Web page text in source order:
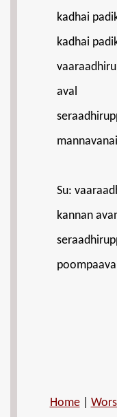
kadhai
kadhai
aval
Su:
kannan
Home|